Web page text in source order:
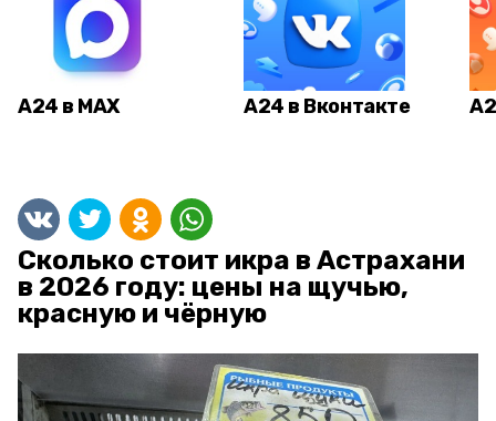
А24 в MAX А24 в Вконтакте
Сколько стоит икра в Астрахани
в 2026 году: цены на щучью,
красную и чёрную